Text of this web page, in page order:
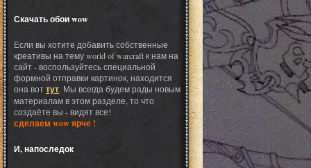
Скачать обои wow
Если вы хотите добавить собственные
креативы на тему world of warcraft к нам на
сайт - воспользуйтесь специальной
формной отправки картинок, находится
она воттут. Мы всегда будем рады новым
материалам в этом разделе, то что
создаёте вы - видят все!
сделаем wow ярче !
И, напоследок